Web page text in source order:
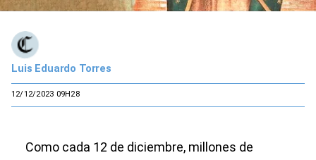
Luis Eduardo Torres
12/12/2023 09H28
Como cada 12 de diciembre, millones de